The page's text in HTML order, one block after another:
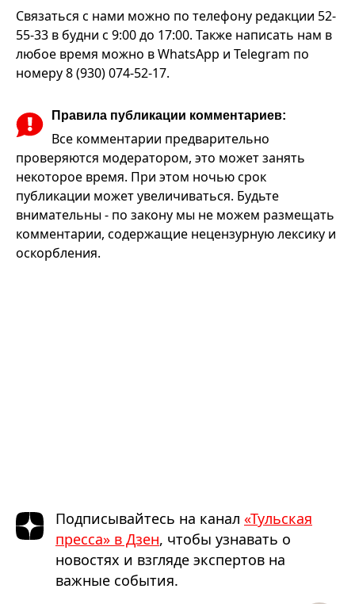
Связаться с нами можно по телефону редакции 52-
55-33 в будни с 9:00 до 17:00. Также написать нам в
любое время можно в WhatsApp и Telegram по
номеру 8 (930) 074-52-17.
Правила публикации комментариев:
Все комментарии предварительно
проверяются модератором, это может занять
некоторое время. При этом ночью срок
публикации может увеличиваться. Будьте
внимательны - по закону мы не можем размещать
комментарии, содержащие нецензурную лексику и
оскорбления.
Подписывайтесь на канал «Тульская
пресса» в Дзен, чтобы узнавать о
новостях и взгляде экспертов на
важные события.